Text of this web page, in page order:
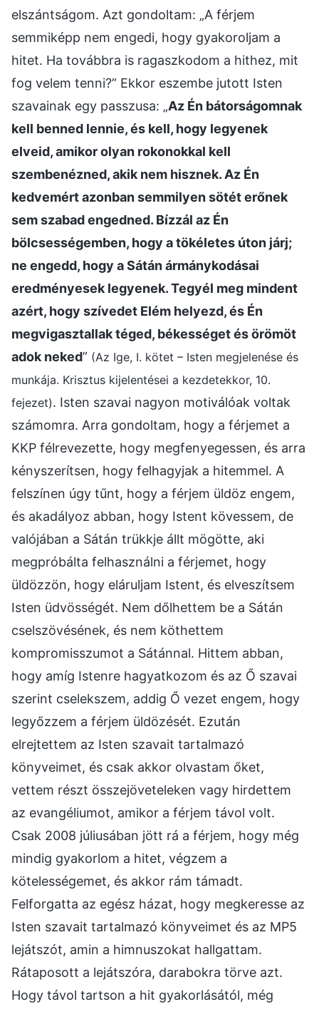
elszántságom. Azt gondoltam: „A férjem
semmiképp nem engedi, hogy gyakoroljam a
hitet. Ha továbbra is ragaszkodom a hithez, mit
fog velem tenni?” Ekkor eszembe jutott Isten
szavainak egy passzusa: „Az Én bátorságomnak
kell benned lennie, és kell, hogy legyenek
elveid, amikor olyan rokonokkal kell
szembenézned, akik nem hisznek. Az Én
kedvemért azonban semmilyen sötét erőnek
sem szabad engedned. Bízzál az Én
bölcsességemben, hogy a tökéletes úton járj;
ne engedd, hogy a Sátán ármánykodásai
eredményesek legyenek. Tegyél meg mindent
azért, hogy szívedet Elém helyezd, és Én
megvigasztallak téged, békességet és örömöt
adok neked” (Az Ige, I. kötet – Isten megjelenése és
munkája. Krisztus kijelentései a kezdetekkor, 10.
fejezet). Isten szavai nagyon motiválóak voltak
számomra. Arra gondoltam, hogy a férjemet a
KKP félrevezette, hogy megfenyegessen, és arra
kényszerítsen, hogy felhagyjak a hitemmel. A
felszínen úgy tűnt, hogy a férjem üldöz engem,
és akadályoz abban, hogy Istent kövessem, de
valójában a Sátán trükkje állt mögötte, aki
megpróbálta felhasználni a férjemet, hogy
üldözzön, hogy eláruljam Istent, és elveszítsem
Isten üdvösségét. Nem dőlhettem be a Sátán
cselszövésének, és nem köthettem
kompromisszumot a Sátánnal. Hittem abban,
hogy amíg Istenre hagyatkozom és az Ő szavai
szerint cselekszem, addig Ő vezet engem, hogy
legyőzzem a férjem üldözését. Ezután
elrejtettem az Isten szavait tartalmazó
könyveimet, és csak akkor olvastam őket,
vettem részt összejöveteleken vagy hirdettem
az evangéliumot, amikor a férjem távol volt.
Csak 2008 júliusában jött rá a férjem, hogy még
mindig gyakorlom a hitet, végzem a
kötelességemet, és akkor rám támadt.
Felforgatta az egész házat, hogy megkeresse az
Isten szavait tartalmazó könyveimet és az MP5
lejátszót, amin a himnuszokat hallgattam.
Rátaposott a lejátszóra, darabokra törve azt.
Hogy távol tartson a hit gyakorlásától, még